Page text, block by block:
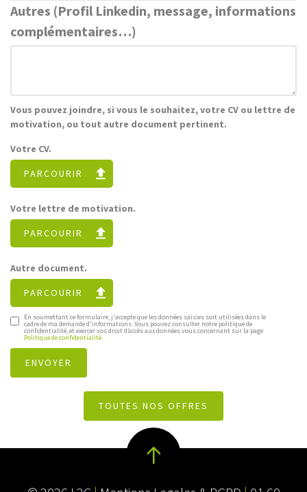
Autres (Profil Linkedin, message, informations
complémentaires…)
Vous pouvez joindre, si vous le souhaitez, votre CV ou lettre de
motivation, ou tout autre document pertinent.
Votre CV.
PARCOURIR
Votre lettre de motivation.
PARCOURIR
Autre document.
PARCOURIR
En soumettant ce formulaire, j'accepte que les données saisies soit utilisées dans le
cadre de ma demande d'informations. Vous pouvez consulter notre politique de
confidentialité, et exercer vos droit d’accès aux données vous concernant sur la page
Politique de confidentialité
TOUTES NOS OFFRES